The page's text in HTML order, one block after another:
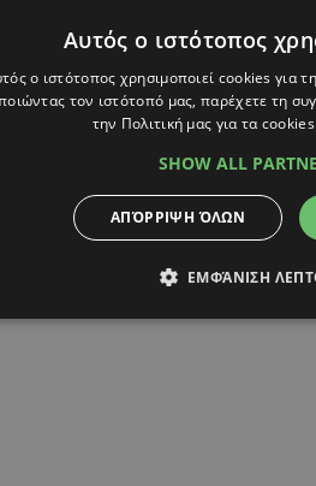
Αστυνομίας και
μετακινήσεων
Αυτός ο ιστότοπος
ο ιστότοπος χρησιμοποιεί cookies για
τον ιστότοπό μας, παρέχετε τη
την Πολιτική μας για τα
SHOW ALL
ΑΠΌΡΡΙΨΗ ΌΛΩΝ
ΕΜΦΆΝΙΣΗ